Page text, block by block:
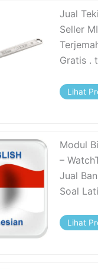
Jual
Seller
Gratis .
Lihat
Modul
–
Jual
Soal
Lihat